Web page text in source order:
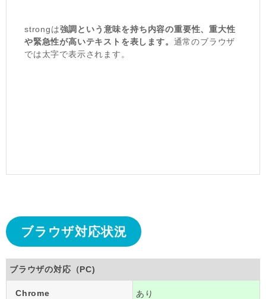
ブラウザ対応状況
ブラウザの対応（PC)
Chrome あり